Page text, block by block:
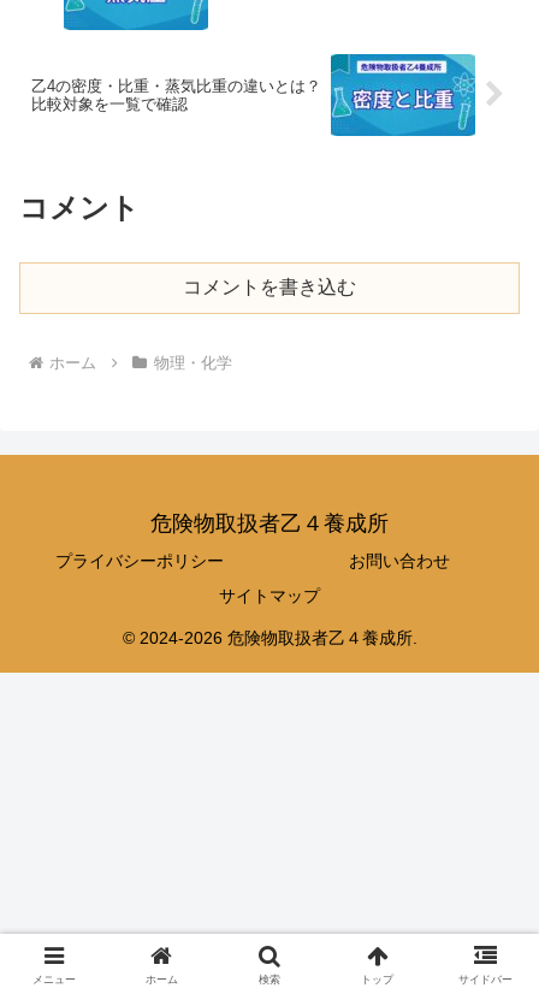
乙4の密度・比重・蒸気比重の違いとは？
比較対象を一覧で確認
コメント
コメントを書き込む
ホーム 物理・化学
危険物取扱者乙４養成所
プライバシーポリシー
お問い合わせ
サイトマップ
© 2024-2026 危険物取扱者乙４養成所.
メニュー ホーム 検索 トップ サイドバー